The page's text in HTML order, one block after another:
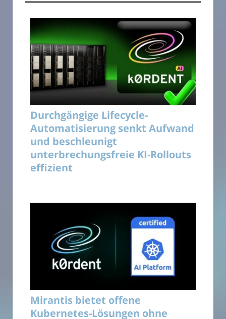
Durchgängige Lifecycle-
Automatisierung senkt Aufwand
und beschleunigt
unterbrechungsfreie KI-Rollouts
effizient
Mirantis bietet offene
Kubernetes-Lösungen ohne